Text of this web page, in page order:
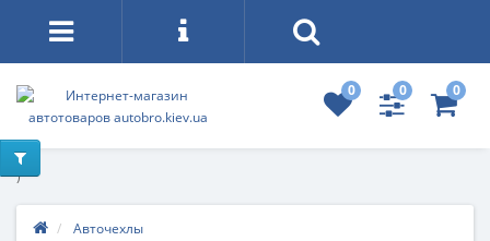
0 0 0
)
Авточехлы